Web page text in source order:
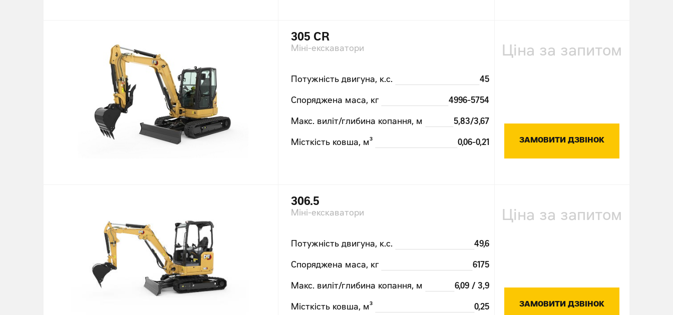
305 CR
Міні-екскаватори
Потужність двигуна, к.с. 45
Споряджена маса, кг 4996-5754
Макс. виліт/глибина копання, м 5,83/3,67
Місткість ковша, м³ 0,06-0,21
Ціна за запитом
ЗАМОВИТИ ДЗВІНОК
306.5
Міні-екскаватори
Потужність двигуна, к.с. 49,6
Споряджена маса, кг 6175
Макс. виліт/глибина копання, м 6,09 / 3,9
Місткість ковша, м³ 0,25
Ціна за запитом
ЗАМОВИТИ ДЗВІНОК